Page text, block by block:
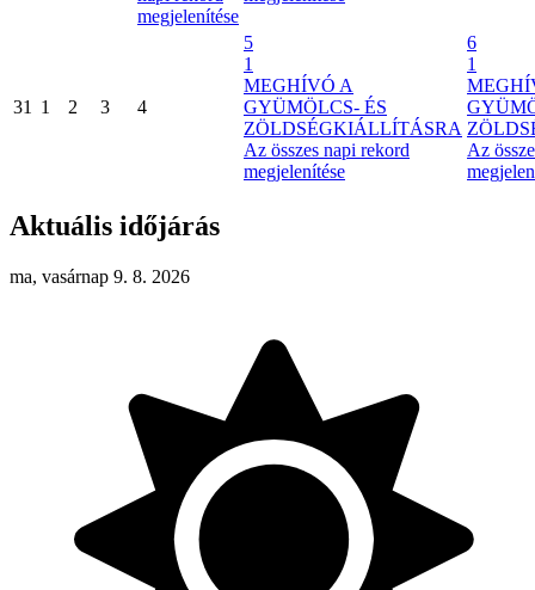
megjelenítése
31 1 2 3 4
5
1
MEGHÍVÓ A
GYÜMÖLCS- ÉS
ZÖLDSÉGKIÁLLÍTÁSRA
Az összes napi rekord
megjelenítése
6
1
Az
Aktuális időjárás
ma, vasárnap 9. 8. 2026